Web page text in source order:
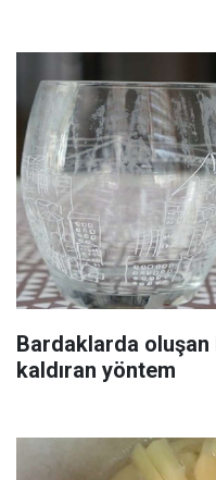
Bardaklarda
kaldıran yöntem